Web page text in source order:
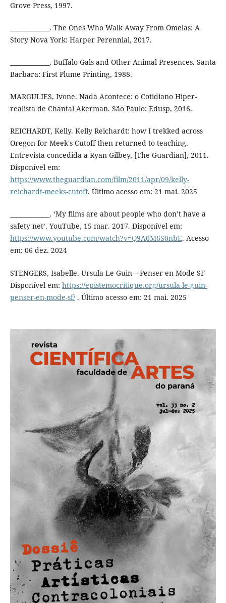
Grove Press, 1997.
_____________. The Ones Who Walk Away From Omelas: A
Story Nova York: Harper Perennial, 2017.
_____________. Buffalo Gals and Other Animal Presences. Santa
Barbara: First Plume Printing, 1988.
MARGULIES, Ivone. Nada Acontece: o Cotidiano Hiper-
realista de Chantal Akerman. São Paulo: Edusp, 2016.
REICHARDT, Kelly. Kelly Reichardt: how I trekked across
Oregon for Meek's Cutoff then returned to teaching.
Entrevista concedida a Ryan Gilbey, [The Guardian], 2011.
Disponível em:
https://www.theguardian.com/film/2011/apr/09/kelly-
reichardt-meeks-cutoff. Último acesso em: 21 mai. 2025
_____________. ‘My films are about people who don’t have a
safety net’. YouTube, 15 mar. 2017. Disponível em:
https://www.youtube.com/watch?v=Q9A0M6S0nbE. Acesso
em: 06 dez. 2024
STENGERS, Isabelle. Ursula Le Guin – Penser en Mode SF
Disponível em: https://epistemocritique.org/ursula-le-guin-
penser-en-mode-sf/. Último acesso em: 21 mai. 2025